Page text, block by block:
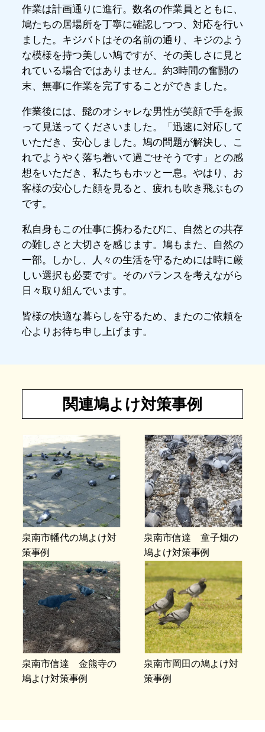
作業は計画通りに進行。数名の作業員とともに、
鳩たちの居場所を丁寧に確認しつつ、対応を行い
ました。キジバトはその名前の通り、キジのよう
な模様を持つ美しい鳩ですが、その美しさに見と
れている場合ではありません。約3時間の奮闘の
末、無事に作業を完了することができました。
作業後には、髭のオシャレな男性が笑顔で手を振
って見送ってくださいました。「迅速に対応して
いただき、安心しました。鳩の問題が解決し、こ
れでようやく落ち着いて過ごせそうです」との感
想をいただき、私たちもホッと一息。やはり、お
客様の安心した顔を見ると、疲れも吹き飛ぶもの
です。
私自身もこの仕事に携わるたびに、自然との共存
の難しさと大切さを感じます。鳩もまた、自然の
一部。しかし、人々の生活を守るためには時に厳
しい選択も必要です。そのバランスを考えながら
日々取り組んでいます。
皆様の快適な暮らしを守るため、またのご依頼を
心よりお待ち申し上げます。
関連鳩よけ対策事例
泉南市幡代の鳩よけ対
策事例
泉南市信達 童子畑の
鳩よけ対策事例
泉南市信達 金熊寺の
鳩よけ対策事例
泉南市岡田の鳩よけ対
策事例